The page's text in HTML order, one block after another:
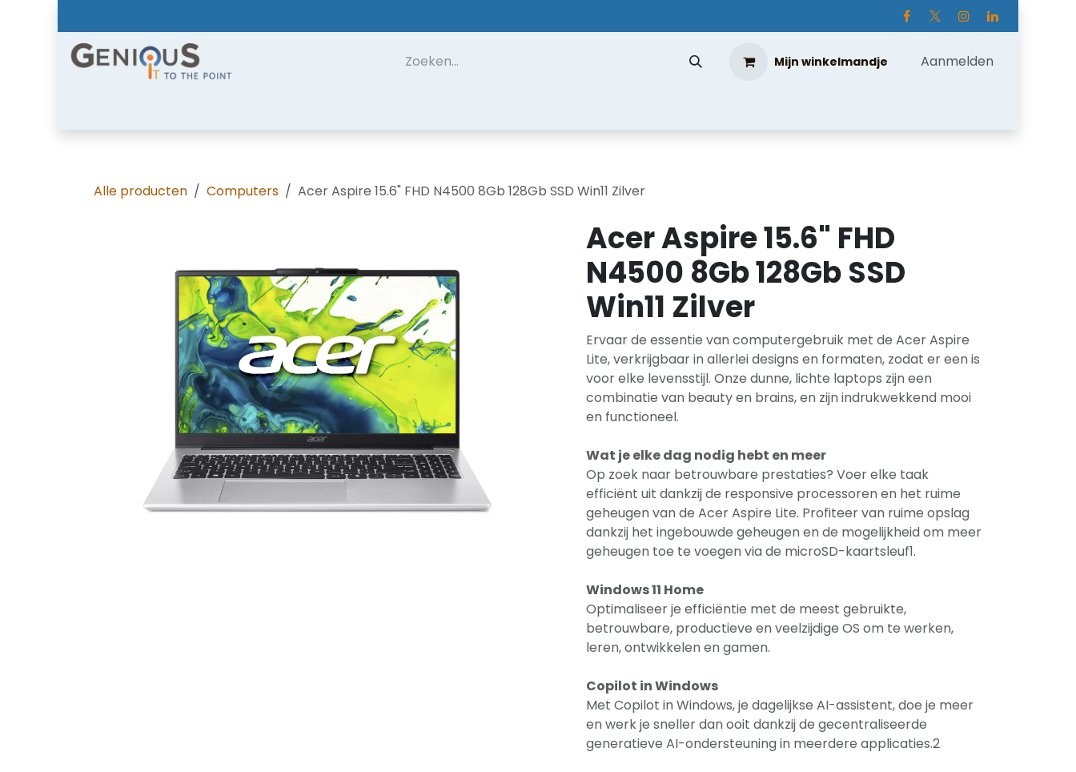
Mijn winkelmandje Aanmelden
Alle producten Computers Acer Aspire 15.6" FHD N4500 8Gb 128Gb SSD Win11 Zilver
Acer Aspire 15.6" FHD
N4500 8Gb 128Gb SSD
Win11 Zilver
Ervaar de essentie van computergebruik met de Acer Aspire
Lite, verkrijgbaar in allerlei designs en formaten, zodat er een is
voor elke levensstijl. Onze dunne, lichte laptops zijn een
combinatie van beauty en brains, en zijn indrukwekkend mooi
en functioneel.
Wat je elke dag nodig hebt en meer
Op zoek naar betrouwbare prestaties? Voer elke taak
efficiënt uit dankzij de responsive processoren en het ruime
geheugen van de Acer Aspire Lite. Profiteer van ruime opslag
dankzij het ingebouwde geheugen en de mogelijkheid om meer
geheugen toe te voegen via de microSD-kaartsleuf1.
Windows 11 Home
Optimaliseer je efficiëntie met de meest gebruikte,
betrouwbare, productieve en veelzijdige OS om te werken,
leren, ontwikkelen en gamen.
Copilot in Windows
Met Copilot in Windows, je dagelijkse AI-assistent, doe je meer
en werk je sneller dan ooit dankzij de gecentraliseerde
generatieve AI-ondersteuning in meerdere applicaties.2